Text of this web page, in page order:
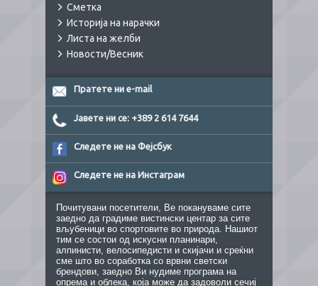
Сметка
Историја на нарачки
Листа на желби
Новости/Весник
Пратете ни e-mail
Јавете ни се: +389 2 614 7644
Следете не на Фејсбук
Следете не на Инстаграм
Почитувани посетители, Ве покануваме сите
заедно да градиме вистински центар за сите
вљубеници во спортовите во природа. Нашиот
тим се состои од искусни планинари,
алпинисти, велосипедисти и скијачи и среќни
сме што во соработка со врвни светски
брендови, заедно Ви нудиме програма на
опрема и облека, која може да задоволи сечиј